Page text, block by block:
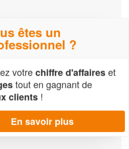
êtes un
?
votrechiffre d'affaireset
tout en gagnant de
clients !
En savoir plus